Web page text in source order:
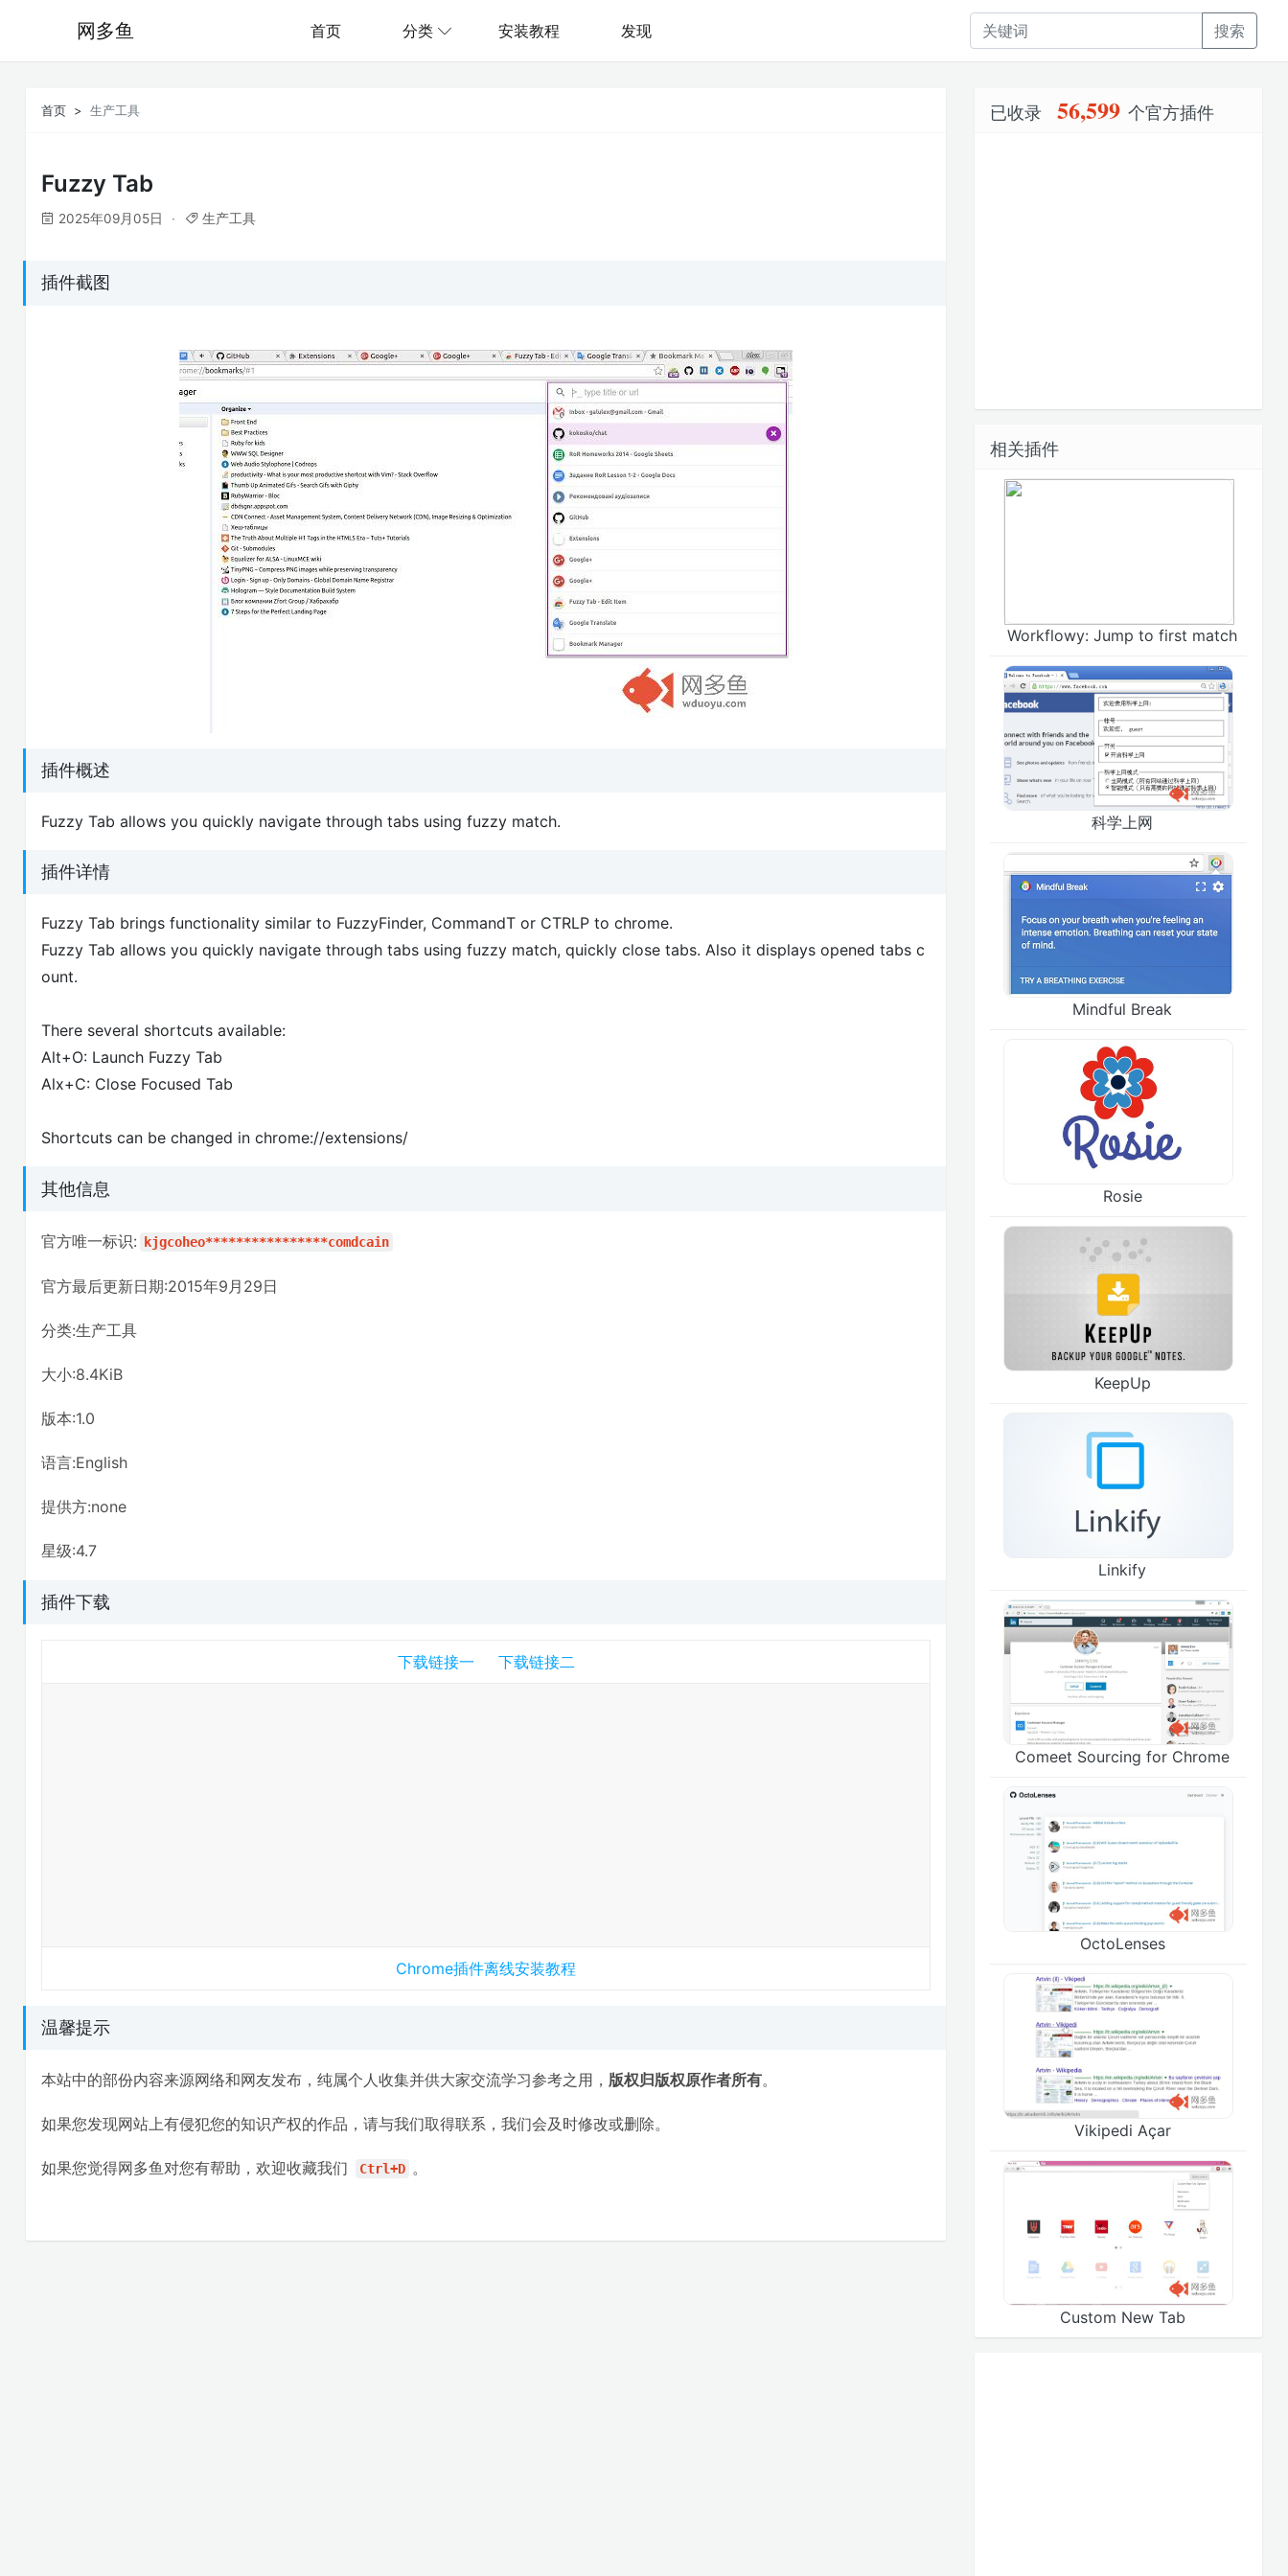
网多鱼 首页 分类 安装教程 发现 搜索
首页 生产工具
Fuzzy Tab
2025年09月05日 生产工具
插件截图
插件概述
Fuzzy Tab allows you quickly navigate through tabs using fuzzy match.
插件详情
Fuzzy Tab brings functionality similar to FuzzyFinder, CommandT or CTRLP to chrome.
Fuzzy Tab allows you quickly navigate through tabs using fuzzy match, quickly close tabs. Also it displays opened tabs c
ount.
There several shortcuts available:
Alt+O: Launch Fuzzy Tab
Alx+C: Close Focused Tab
Shortcuts can be changed in chrome://extensions/
其他信息
官方唯一标识: kjgcoheo****************comdcain
官方最后更新日期:2015年9月29日
分类:生产工具
大小:8.4KiB
版本:1.0
语言:English
提供方:none
星级:4.7
插件下载
下载链接一 下载链接二
Chrome插件离线安装教程
温馨提示
本站中的部份内容来源网络和网友发布，纯属个人收集并供大家交流学习参考之用， 版权归版权原作者所有。
如果您发现网站上有侵犯您的知识产权的作品，请与我们取得联系，我们会及时修改或删除。
如果您觉得网多鱼对您有帮助，欢迎收藏我们 Ctrl+D 。
已收录 56,599 个官方插件
相关插件
Workflowy: Jump to first match
科学上网
Mindful Break
Rosie
KeepUp
Linkify
Comeet Sourcing for Chrome
OctoLenses
Vikipedi Açar
Custom New Tab